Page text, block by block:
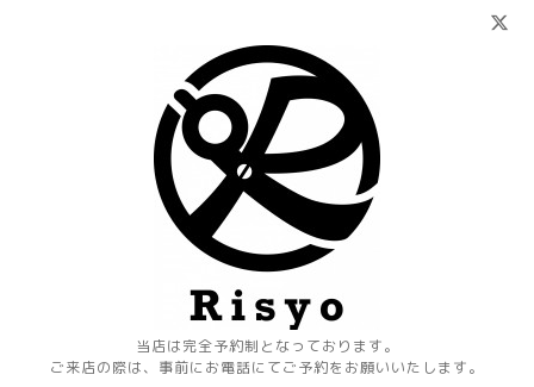
当店は完全予約制となっております。
ご来店の際は、事前にお電話にてご予約をお願いいたします。